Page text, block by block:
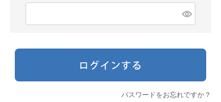
パスワードをお忘れですか？